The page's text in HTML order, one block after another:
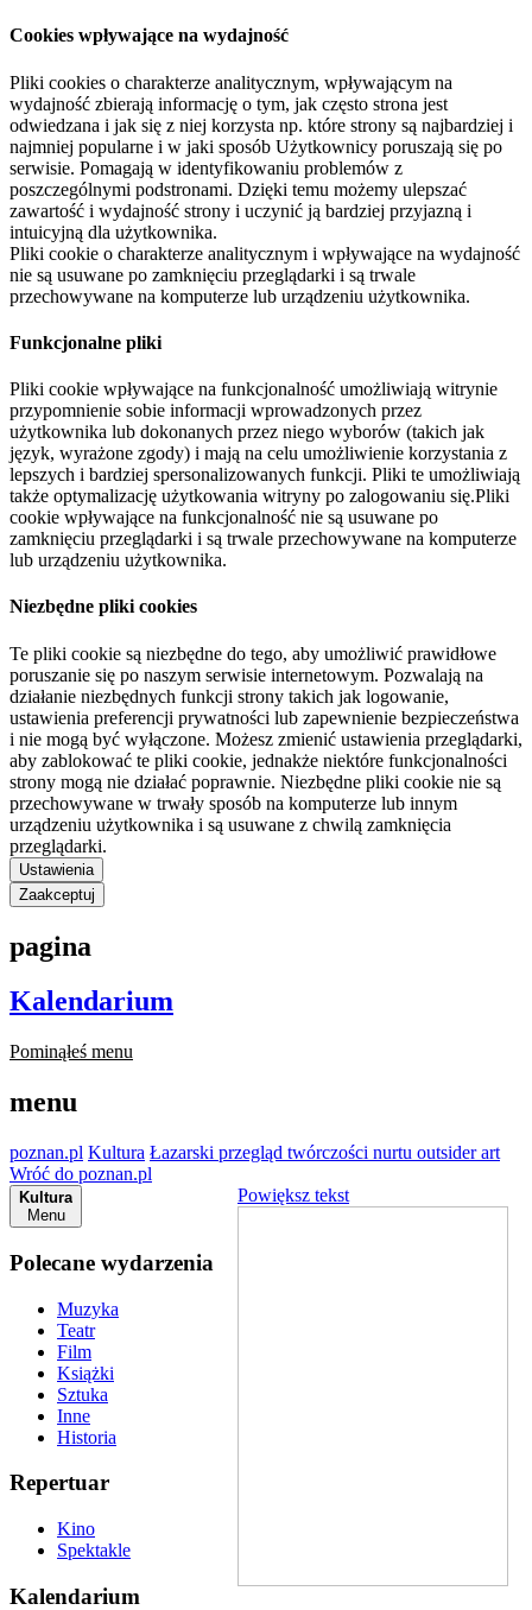
Cookies wpływające na wydajność
Pliki cookies o charakterze analitycznym, wpływającym na
wydajność zbierają informację o tym, jak często strona jest
odwiedzana i jak się z niej korzysta np. które strony są najbardziej i
najmniej popularne i w jaki sposób Użytkownicy poruszają się po
serwisie. Pomagają w identyfikowaniu problemów z
poszczególnymi podstronami. Dzięki temu możemy ulepszać
zawartość i wydajność strony i uczynić ją bardziej przyjazną i
intuicyjną dla użytkownika.
Pliki cookie o charakterze analitycznym i wpływające na wydajność
nie są usuwane po zamknięciu przeglądarki i są trwale
przechowywane na komputerze lub urządzeniu użytkownika.
Funkcjonalne pliki
Pliki cookie wpływające na funkcjonalność umożliwiają witrynie
przypomnienie sobie informacji wprowadzonych przez
użytkownika lub dokonanych przez niego wyborów (takich jak
język, wyrażone zgody) i mają na celu umożliwienie korzystania z
lepszych i bardziej spersonalizowanych funkcji. Pliki te umożliwiają
także optymalizację użytkowania witryny po zalogowaniu się.Pliki
cookie wpływające na funkcjonalność nie są usuwane po
zamknięciu przeglądarki i są trwale przechowywane na komputerze
lub urządzeniu użytkownika.
Niezbędne pliki cookies
Te pliki cookie są niezbędne do tego, aby umożliwić prawidłowe
poruszanie się po naszym serwisie internetowym. Pozwalają na
działanie niezbędnych funkcji strony takich jak logowanie,
ustawienia preferencji prywatności lub zapewnienie bezpieczeństwa
i nie mogą być wyłączone. Możesz zmienić ustawienia przeglądarki,
aby zablokować te pliki cookie, jednakże niektóre funkcjonalności
strony mogą nie działać poprawnie. Niezbędne pliki cookie nie są
przechowywane w trwały sposób na komputerze lub innym
urządzeniu użytkownika i są usuwane z chwilą zamknięcia
przeglądarki.
Ustawienia
Zaakceptuj
pagina
Kalendarium
Pominąłeś menu
menu
poznan.pl Kultura Łazarski przegląd twórczości nurtu outsider art
Wróć do poznan.pl
Kultura
Menu
Polecane wydarzenia
Muzyka
Teatr
Film
Książki
Sztuka
Inne
Historia
Repertuar
Kino
Spektakle
Kalendarium
Powiększ tekst